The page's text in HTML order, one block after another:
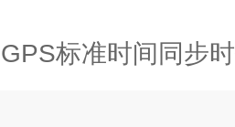
GPS标准时间同步